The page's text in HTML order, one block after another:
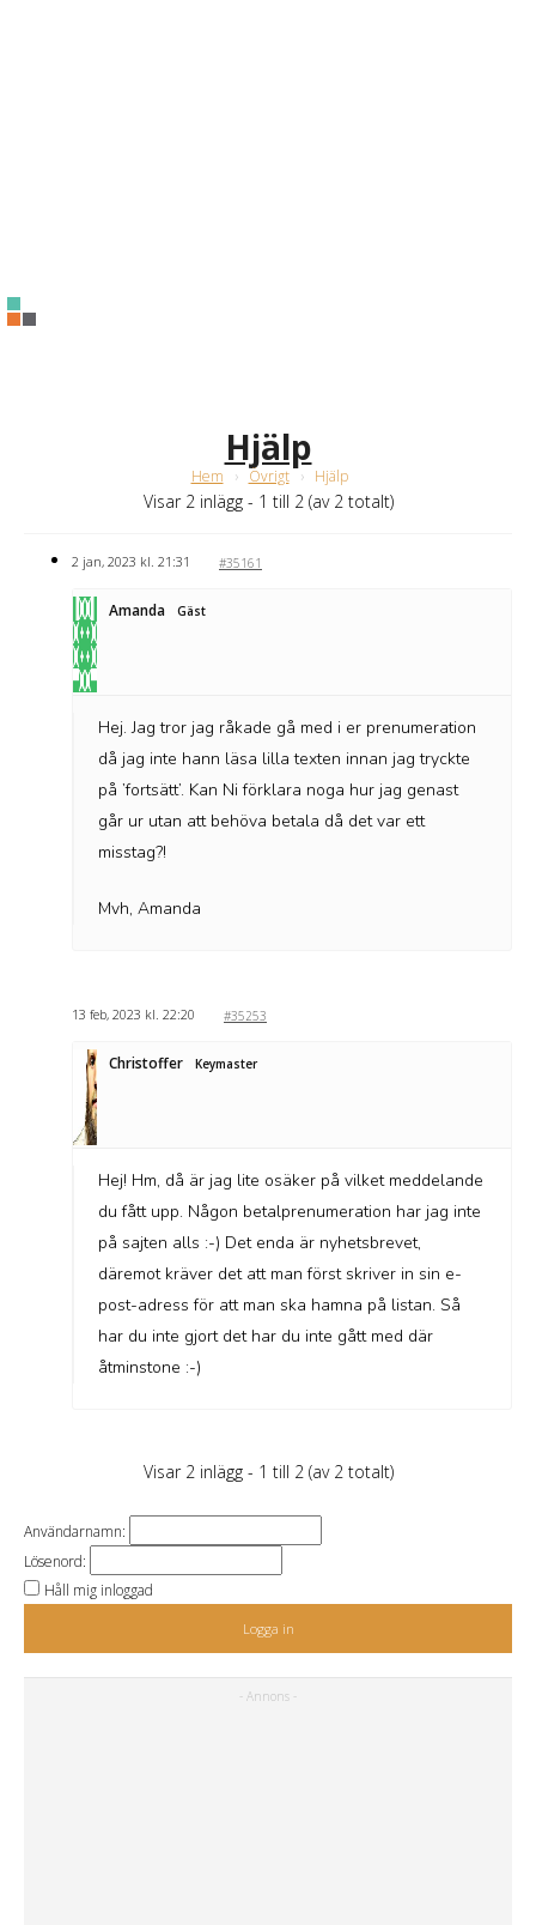
Hjälp
Hem › Övrigt › Hjälp
Visar 2 inlägg - 1 till 2 (av 2 totalt)
2 jan, 2023 kl. 21:31 #35161
Amanda Gäst
Hej. Jag tror jag råkade gå med i er prenumeration
då jag inte hann läsa lilla texten innan jag tryckte
på ’fortsätt’. Kan Ni förklara noga hur jag genast
går ur utan att behöva betala då det var ett
misstag?!
Mvh, Amanda
13 feb, 2023 kl. 22:20 #35253
Christoffer Keymaster
Hej! Hm, då är jag lite osäker på vilket meddelande
du fått upp. Någon betalprenumeration har jag inte
på sajten alls :-) Det enda är nyhetsbrevet,
däremot kräver det att man först skriver in sin e-
post-adress för att man ska hamna på listan. Så
har du inte gjort det har du inte gått med där
åtminstone :-)
Visar 2 inlägg - 1 till 2 (av 2 totalt)
Användarnamn:
Lösenord:
Håll mig inloggad
Logga in